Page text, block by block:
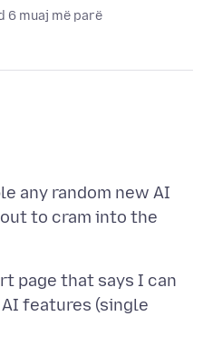
6 muaj më parë
any random new AI
to cram into the
page that says I can
features (single